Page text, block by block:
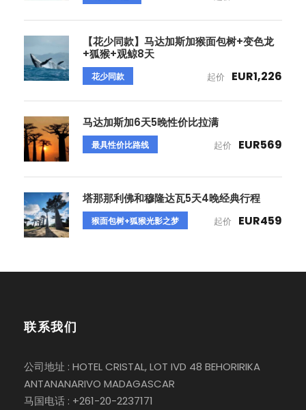
【花少同款】马达加斯加猴面包树+变色龙
+狐猴+观鲸8天
花少同款 起价 EUR1,226
马达加斯加6天5晚性价比拉满
最具性价比路线 起价 EUR569
塔那那利佛和穆隆达瓦5天4晚经典行程
猴面包树+狐猴光影之梦 起价 EUR459
联系我们
公司地址 : HOTEL CRISTAL, LOT IVD 48 BEHORIRIKA
ANTANANARIVO MADAGASCAR
马国电话 : +261-20-2237171